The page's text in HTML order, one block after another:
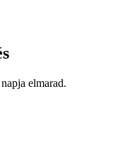
elmarad.